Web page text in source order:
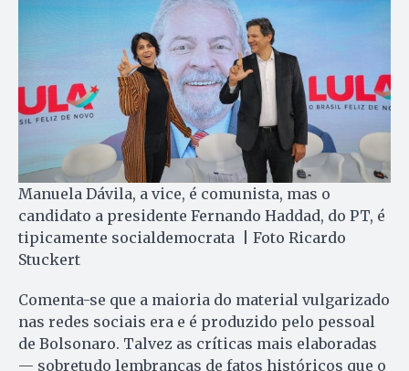
Manuela Dávila, a vice, é comunista, mas o
candidato a presidente Fernando Haddad, do PT, é
tipicamente socialdemocrata | Foto Ricardo
Stuckert
Comenta-se que a maioria do material vulgarizado
nas redes sociais era e é produzido pelo pessoal
de Bolsonaro. Talvez as críticas mais elaboradas
— sobretudo lembranças de fatos históricos que o